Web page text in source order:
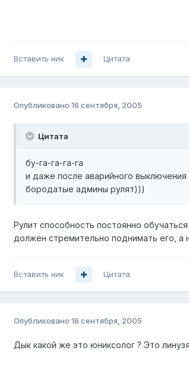
Вставить ник Цитата
Опубликовано 16 сентября, 2005
Цитата
бу-га-га-га-га
и даже после аварийного выключения
бородатые админы рулят)))
Рулит способность постоянно
должен стремительно поднимать его, а
Вставить ник Цитата
Опубликовано 16 сентября, 2005
Дык какой же это юниксолог ? Это